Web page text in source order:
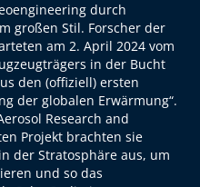
durch
großen Stil. Forscher der
am 2. April 2024 vom
in der Bucht
den (offiziell) ersten
der globalen Erwärmung“.
Research and
Projekt brachten sie
der Stratosphäre aus, um
und so das